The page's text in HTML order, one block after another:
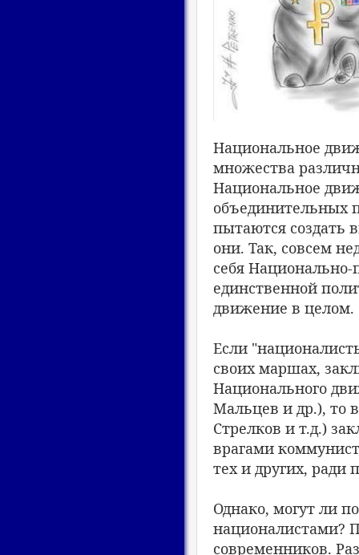
Национальное
множества
Национальное
объединительных
пытаются создать
они. Так, совсем
себя
единственной
движение в целом.
Если
своих маршах,
Национального
Мальцев и др.), то
Стрелков и т.д.)
врагами
тех и других, ради
Однако, могут ли
националистами?
современников.